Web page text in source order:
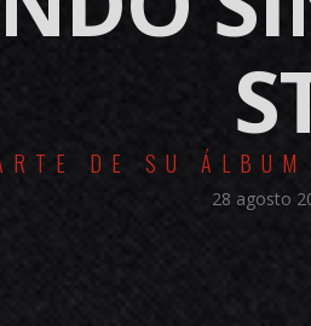
DE SU
28 agosto